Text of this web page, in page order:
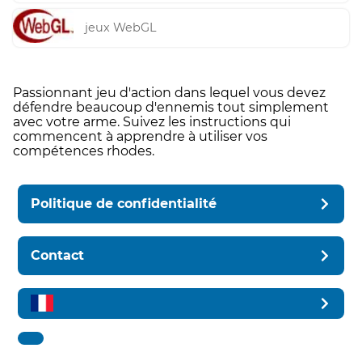
jeux WebGL
Passionnant jeu d'action dans lequel vous devez
défendre beaucoup d'ennemis tout simplement
avec votre arme. Suivez les instructions qui
commencent à apprendre à utiliser vos
compétences rhodes.
Politique de confidentialité
Contact